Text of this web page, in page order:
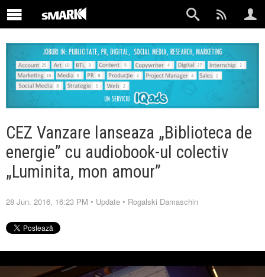
CEZ Vanzare lanseaza „Biblioteca de
energie” cu audiobook-ul colectiv
„Luminita, mon amour”
28 Jun. 2016, 16:23 PM • Update • Rogalski Damaschin